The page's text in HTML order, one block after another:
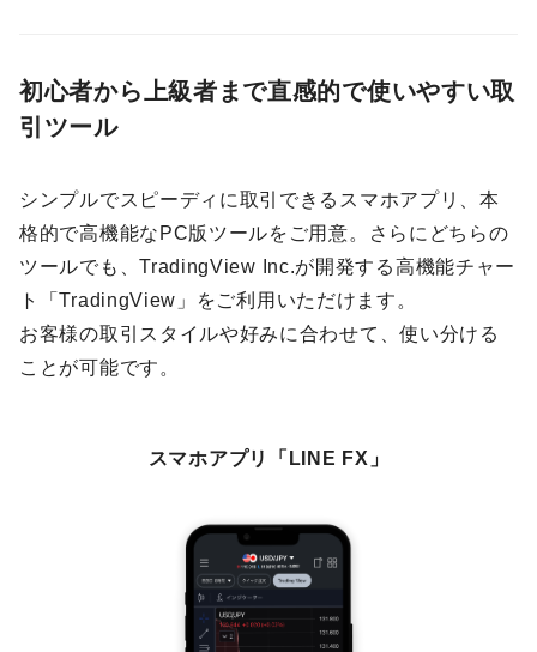
初心者から上級者まで直感的で使いやすい取
引ツール
シンプルでスピーディに取引できるスマホアプリ、本
格的で高機能なPC版ツールをご用意。さらにどちらの
ツールでも、TradingView Inc.が開発する高機能チャー
ト「TradingView」をご利用いただけます。
お客様の取引スタイルや好みに合わせて、使い分ける
ことが可能です。
スマホアプリ「LINE FX」